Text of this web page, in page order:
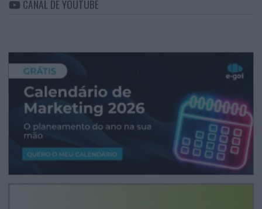
CANAL DE YOUTUBE